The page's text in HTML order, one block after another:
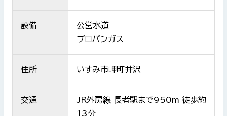
設備
公営水道
プロパンガス
住所 いすみ市岬町井沢
交通
JR外房線 長者駅まで950m 徒歩約
13分